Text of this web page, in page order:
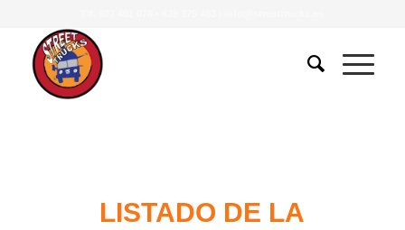
LISTADO DE LA